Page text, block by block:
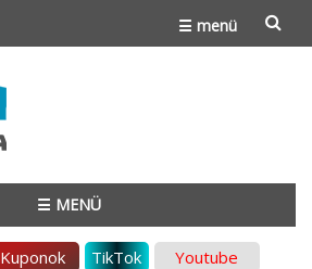
☰ menü
☰ MENÜ
Kuponok TikTok Youtube